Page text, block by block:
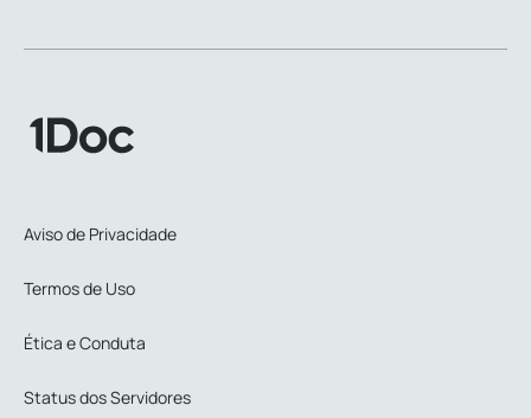
Aviso de Privacidade
Termos de Uso
Ética e Conduta
Status dos Servidores